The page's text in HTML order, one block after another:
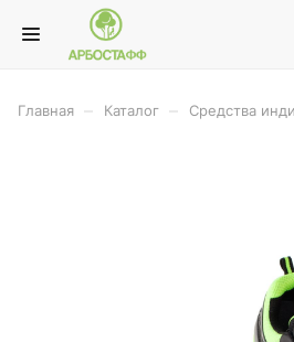
Главная Каталог Средства